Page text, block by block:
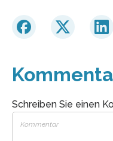
Schreiben Sie einen